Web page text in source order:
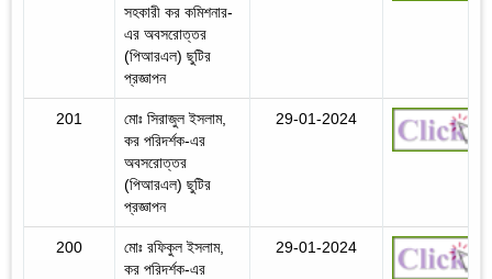
সহকারী কর কমিশনার-
এর অবসরোত্তর
(পিআরএল) ছুটির
প্রজ্ঞাপন
201
মোঃ সিরাজুল ইসলাম,
কর পরিদর্শক-এর
অবসরোত্তর
(পিআরএল) ছুটির
প্রজ্ঞাপন
29-01-2024
200
মোঃ রফিকুল ইসলাম,
কর পরিদর্শক-এর
29-01-2024